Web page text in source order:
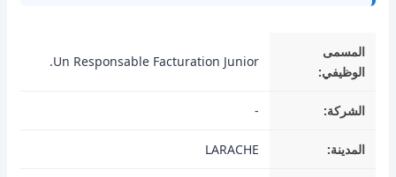
المسمى
الوظيفي:
Un Responsable Facturation Junior.
الشركة: -
المدينة: LARACHE